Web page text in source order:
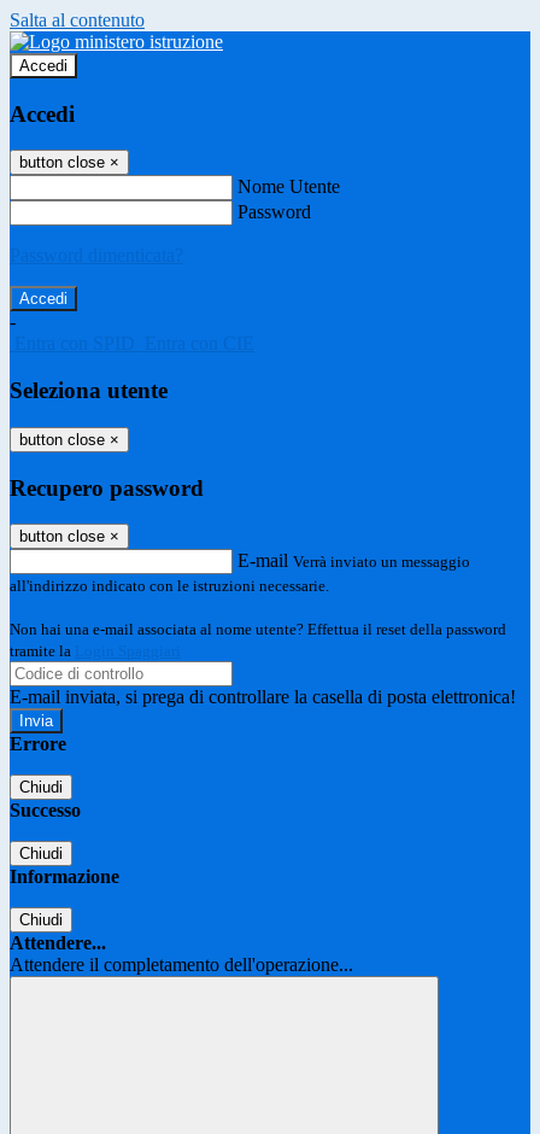
Salta al contenuto
Accedi
Accedi
button close ×
Nome Utente
Password
Password dimenticata?
-
Entra con SPID
Entra con CIE
Seleziona utente
button close ×
Recupero password
button close ×
E-mail Verrà inviato un messaggio
all'indirizzo indicato con le istruzioni necessarie.
Non hai una e-mail associata al nome utente? Effettua il reset della password
tramite la
Login Spaggiari
E-mail inviata, si prega di controllare la casella di posta elettronica!
Errore
Chiudi
Successo
Chiudi
Informazione
Chiudi
Attendere...
Attendere il completamento dell'operazione...